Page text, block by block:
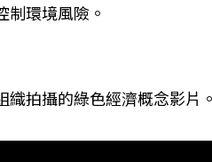
環境風險。
拍攝的綠色經濟概念影片。